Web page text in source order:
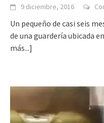
9 diciembre, 2016
Un pequeño de casi seis
de una guardería ubicada
más...]